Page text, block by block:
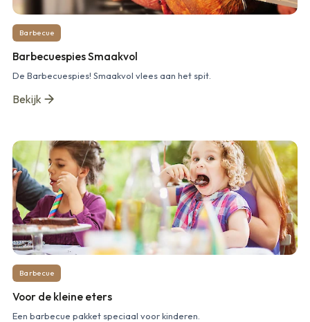
Barbecue
Barbecuespies Smaakvol
De Barbecuespies! Smaakvol vlees aan het spit.
Bekijk
Barbecue
Voor de kleine eters
Een barbecue pakket speciaal voor kinderen.